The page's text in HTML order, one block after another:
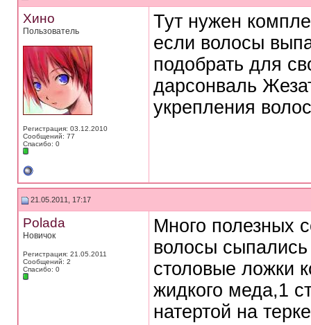
Хино
Пользователь
Регистрация: 03.12.2010
Сообщений: 77
Спасибо: 0
Тут нужен
если волосы
подобрать для
дарсонваль
укрепления
21.05.2011, 17:17
Polada
Новичок
Регистрация: 21.05.2011
Сообщений: 2
Спасибо: 0
Много полезных
волосы
столовые ложки
жидкого меда,1
натертой на